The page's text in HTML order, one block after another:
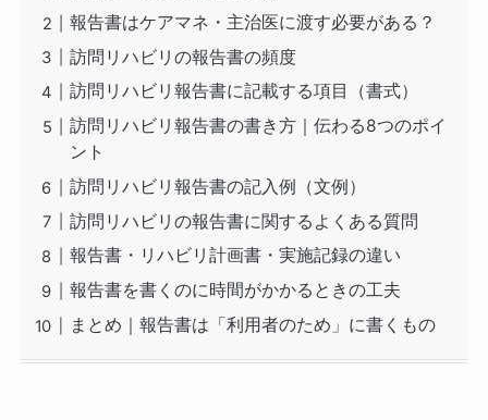
報告書はケアマネ・主治医に渡す必要がある？
訪問リハビリの報告書の頻度
訪問リハビリ報告書に記載する項目（書式）
訪問リハビリ報告書の書き方｜伝わる8つのポイ
ント
訪問リハビリ報告書の記入例（文例）
訪問リハビリの報告書に関するよくある質問
報告書・リハビリ計画書・実施記録の違い
報告書を書くのに時間がかかるときの工夫
まとめ｜報告書は「利用者のため」に書くもの